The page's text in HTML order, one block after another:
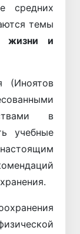
средних
темы
жизни и
(Иноятов
в
учебные